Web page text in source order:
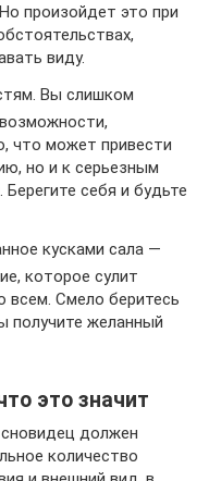
произойдет это при
виду.
Вы слишком
что может привести
но и к серьезным
себя и будьте
кусками сала —
которое сулит
всем. Смело беритесь
получите желанный
это значит
должен
количество